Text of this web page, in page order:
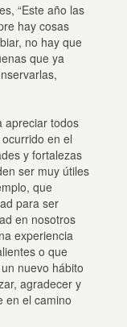
“Este año las
hay cosas
no hay que
que ya
apreciar todos
en el
y fortalezas
ser muy útiles
que
para ser
en nosotros
experiencia
o que
nuevo hábito
agradecer y
en el camino